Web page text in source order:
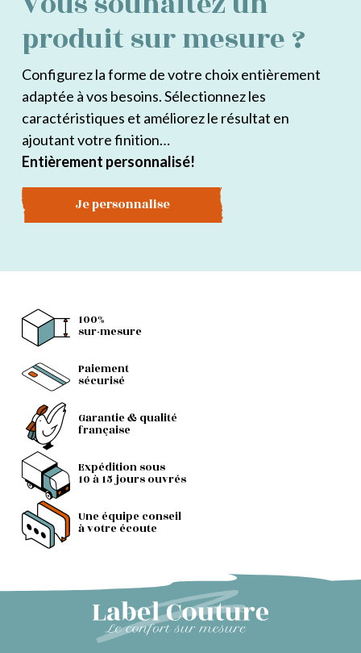
produit sur mesure ?
Configurez la forme de votre choix entièrement
adaptée à vos besoins. Sélectionnez les
caractéristiques et améliorez le résultat en
ajoutant votre finition…
Entièrement personnalisé!
Je personnalise
100%
sur-mesure
Paiement
sécurisé
Garantie & qualité
française
Expédition sous
10 à 15 jours ouvrés
Une équipe conseil
à votre écoute